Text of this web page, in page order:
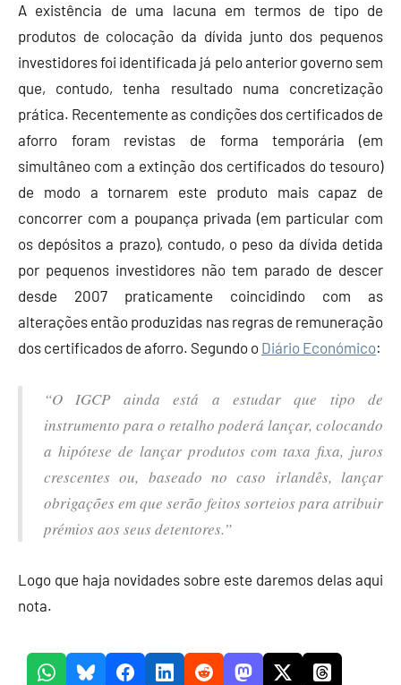
A existência de uma lacuna em termos de tipo de
produtos de colocação da dívida junto dos pequenos
investidores foi identificada já pelo anterior governo sem
que, contudo, tenha resultado numa concretização
prática. Recentemente as condições dos certificados de
aforro foram revistas de forma temporária (em
simultâneo com a extinção dos certificados do tesouro)
de modo a tornarem este produto mais capaz de
concorrer com a poupança privada (em particular com
os depósitos a prazo), contudo, o peso da dívida detida
por pequenos investidores não tem parado de descer
desde 2007 praticamente coincidindo com as
alterações então produzidas nas regras de remuneração
dos certificados de aforro. Segundo o Diário Económico:
“O IGCP ainda está a estudar que tipo de
instrumento para o retalho poderá lançar, colocando
a hipótese de lançar produtos com taxa fixa, juros
crescentes ou, baseado no caso irlandês, lançar
obrigações em que serão feitos sorteios para atribuir
prémios aos seus detentores.”
Logo que haja novidades sobre este daremos delas aqui
nota.